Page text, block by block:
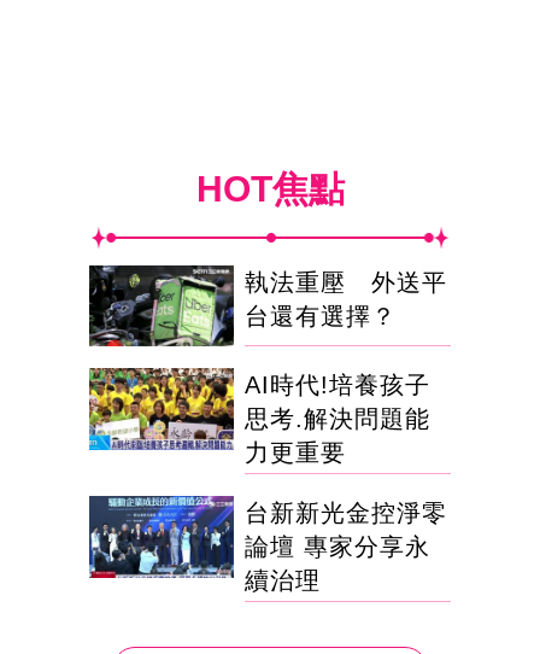
HOT焦點
執法重壓 外送平
台還有選擇？
AI時代!培養孩子
思考.解決問題能
力更重要
台新新光金控淨零
論壇 專家分享永
續治理